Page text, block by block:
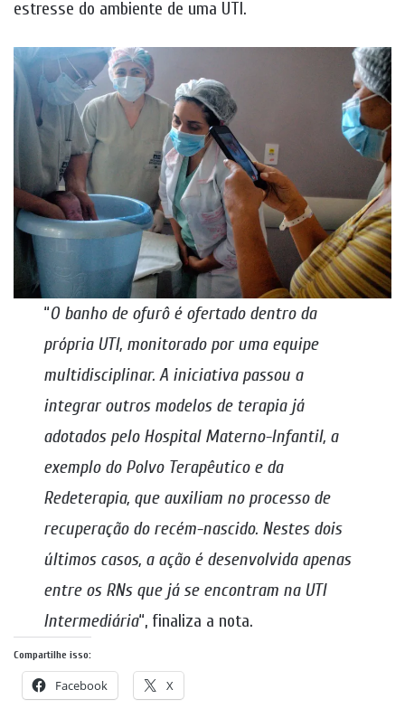
estresse do ambiente de uma UTI.
“O banho de ofurô é ofertado dentro da
própria UTI, monitorado por uma equipe
multidisciplinar. A iniciativa passou a
integrar outros modelos de terapia já
adotados pelo Hospital Materno-Infantil, a
exemplo do Polvo Terapêutico e da
Redeterapia, que auxiliam no processo de
recuperação do recém-nascido. Nestes dois
últimos casos, a ação é desenvolvida apenas
entre os RNs que já se encontram na UTI
Intermediária“, finaliza a nota.
Compartilhe isso:
Facebook X